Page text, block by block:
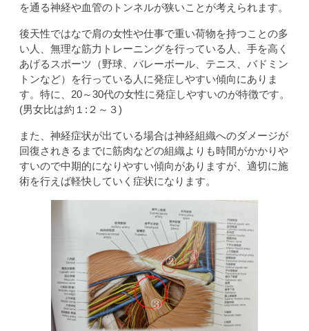
を通る神経や血管のトンネルが狭いことが考えられます。
後天性ではなで肩の女性や仕事で重い荷物を持つことの多
い人、無理な筋力トレーニングを行っている人、手を高く
あげるスポーツ（野球、バレーボール、テニス、バドミン
トンなど）を行っている人に発症しやすい傾向にありま
す。特に、20～30代の女性に発症しやすいのが特徴です。
(男女比は約１:２～３)
また、神経症状が出ている場合は神経組織へのダメージが
回復されきるまでに筋肉などの組織よりも時間がかかりや
すいので中期的になりやすい傾向がありますが、適切に施
術を行えば軽快していく症状になります。